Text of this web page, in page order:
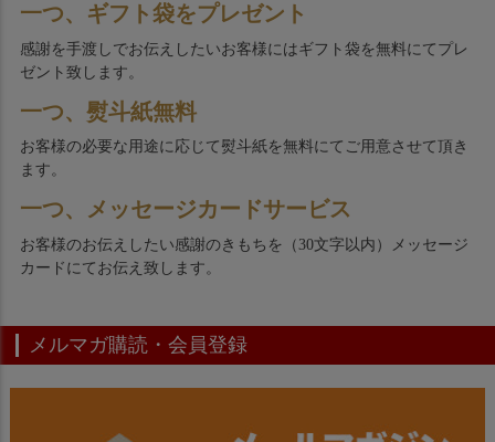
一つ、ギフト袋をプレゼント
感謝を手渡しでお伝えしたいお客様にはギフト袋を無料にてプレ
ゼント致します。
一つ、熨斗紙無料
お客様の必要な用途に応じて熨斗紙を無料にてご用意させて頂き
ます。
一つ、メッセージカードサービス
お客様のお伝えしたい感謝のきもちを（30文字以内）メッセージ
カードにてお伝え致します。
メルマガ購読・会員登録